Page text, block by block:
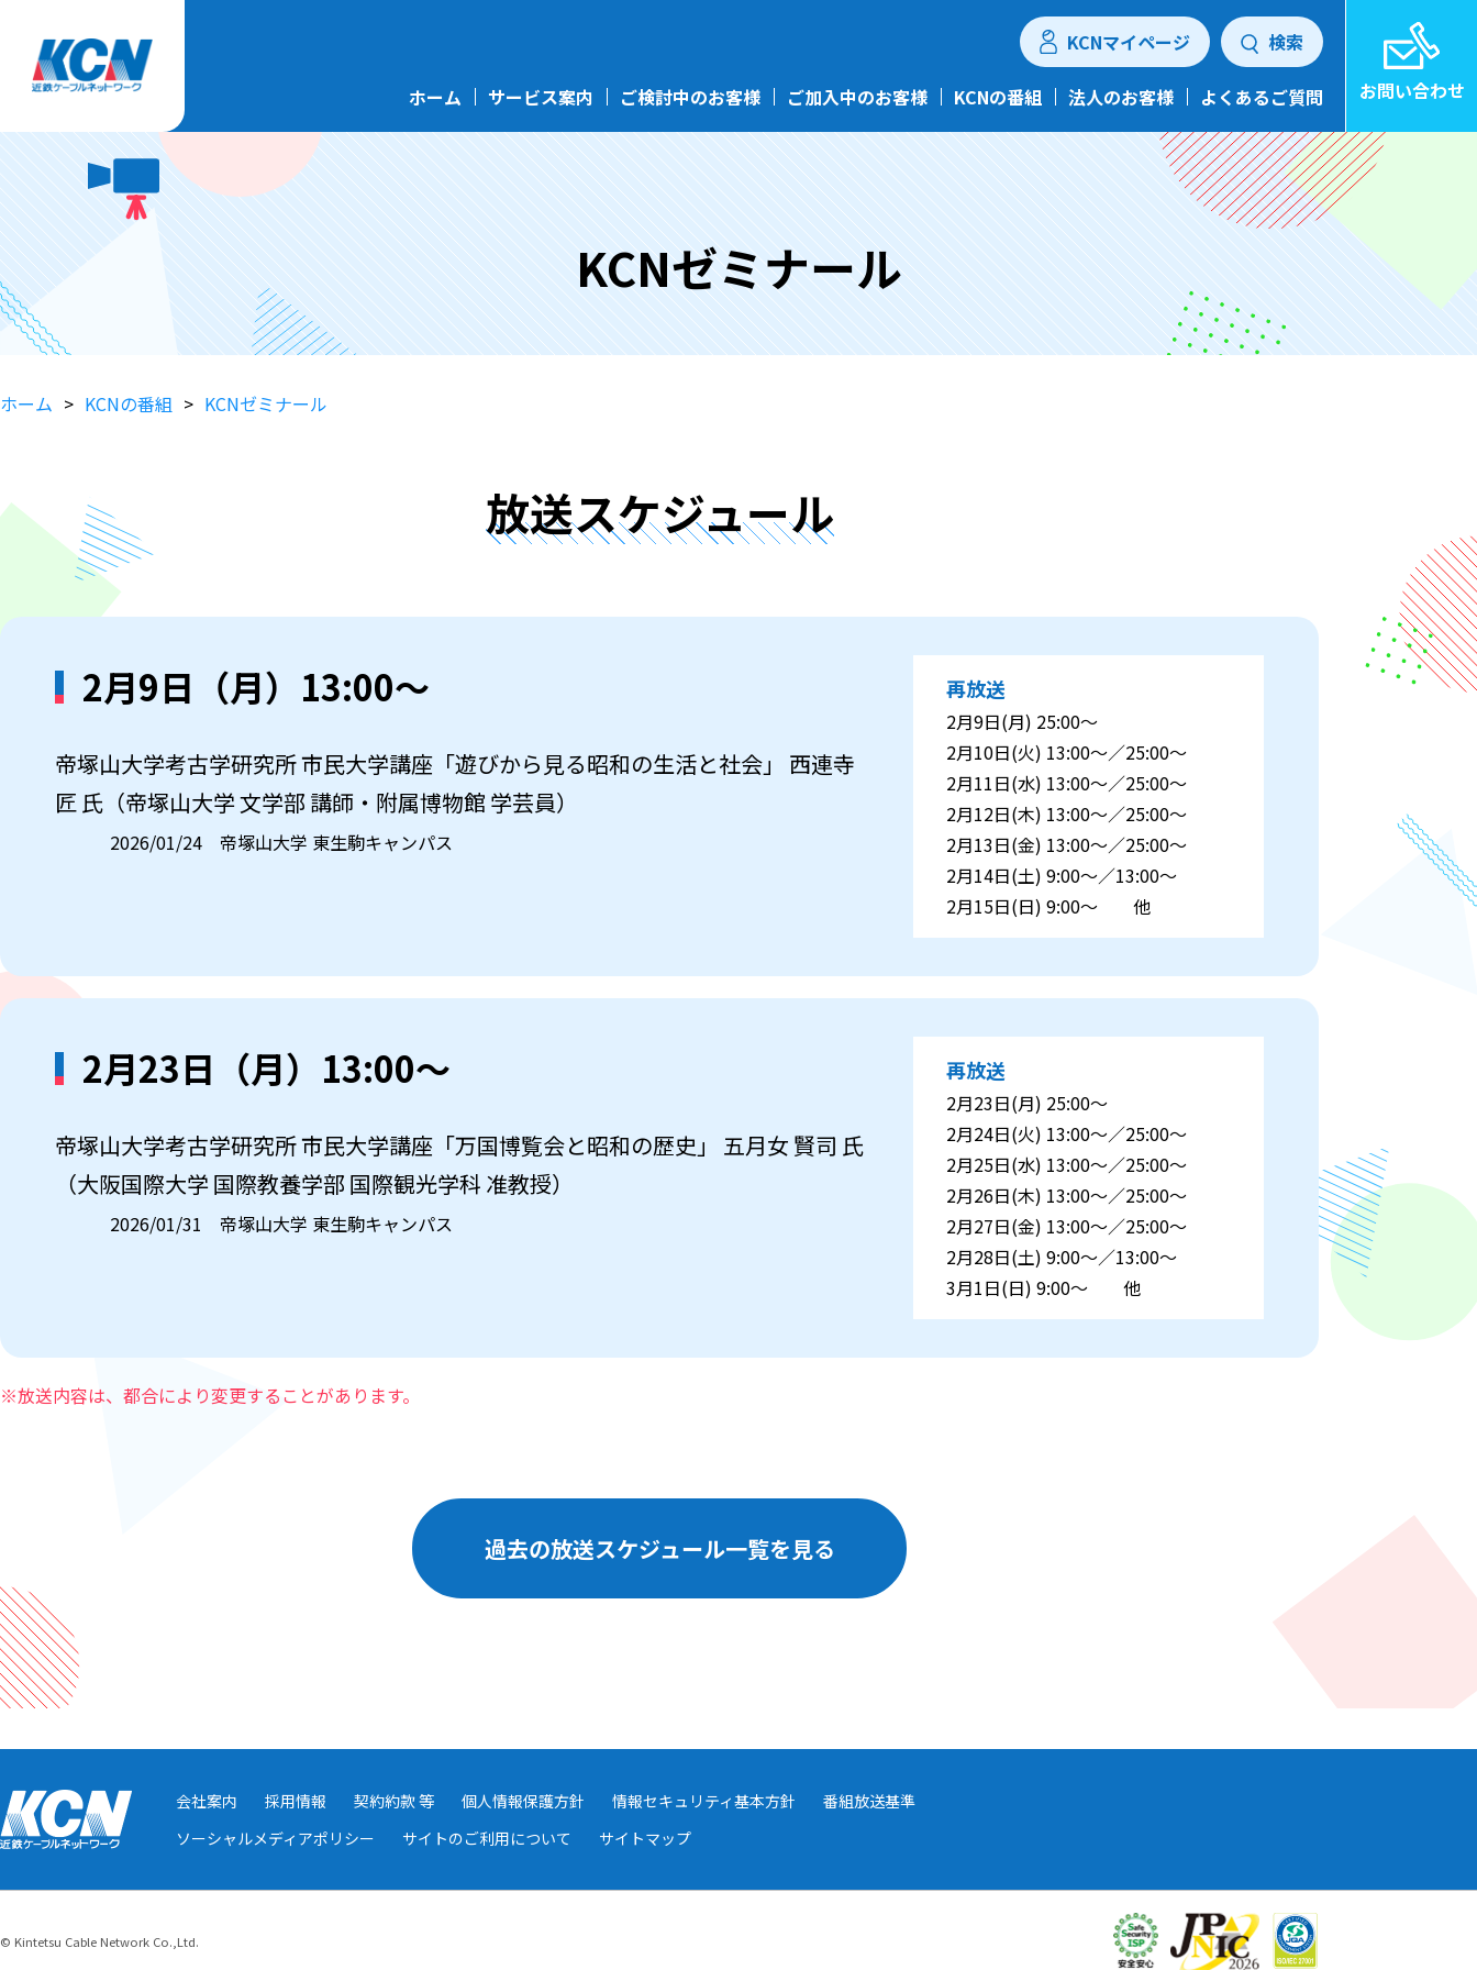
ホーム サービス案内 ご検討中のお客様 ご加入中のお客様 KCNの番組 法人のお客様 よくあるご質問
検索
KCNマイページ
お問い合わせ
KCNゼミナール
ホーム KCNの番組 KCNゼミナール
放送スケジュール
2月9日（月）13:00～
帝塚山大学考古学研究所 市民大学講座「遊びから見る昭和の生活と社会」 西連寺
匠 氏（帝塚山大学 文学部 講師・附属博物館 学芸員）
2026/01/24 帝塚山大学 東生駒キャンパス
再放送
2月9日(月) 25:00～
2月10日(火) 13:00～／25:00～
2月11日(水) 13:00～／25:00～
2月12日(木) 13:00～／25:00～
2月13日(金) 13:00～／25:00～
2月14日(土) 9:00～／13:00～
2月15日(日) 9:00～ 他
2月23日（月）13:00～
帝塚山大学考古学研究所 市民大学講座「万国博覧会と昭和の歴史」 五月女 賢司 氏
（大阪国際大学 国際教養学部 国際観光学科 准教授）
2026/01/31 帝塚山大学 東生駒キャンパス
再放送
2月23日(月) 25:00～
2月24日(火) 13:00～／25:00～
2月25日(水) 13:00～／25:00～
2月26日(木) 13:00～／25:00～
2月27日(金) 13:00～／25:00～
2月28日(土) 9:00～／13:00～
3月1日(日) 9:00～ 他
※放送内容は、都合により変更することがあります。
過去の放送スケジュール一覧を見る
会社案内 採用情報 契約約款 等 個人情報保護方針 情報セキュリティ基本方針
番組放送基準
ソーシャルメディアポリシー
サイトのご利用について サイトマップ
© Kintetsu Cable Network Co.,Ltd.